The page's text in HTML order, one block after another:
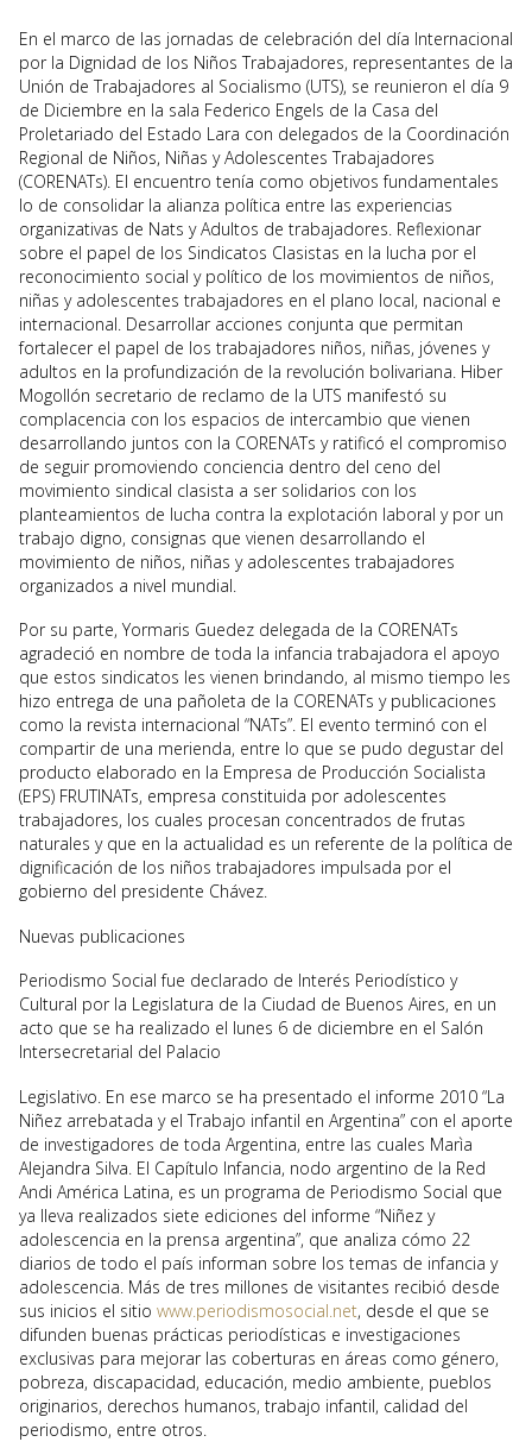
En el marco de las jornadas de celebración del día Internacional
por la Dignidad de los Niños Trabajadores, representantes de la
Unión de Trabajadores al Socialismo (UTS), se reunieron el día 9
de Diciembre en la sala Federico Engels de la Casa del
Proletariado del Estado Lara con delegados de la Coordinación
Regional de Niños, Niñas y Adolescentes Trabajadores
(CORENATs). El encuentro tenía como objetivos fundamentales
lo de consolidar la alianza política entre las experiencias
organizativas de Nats y Adultos de trabajadores. Reflexionar
sobre el papel de los Sindicatos Clasistas en la lucha por el
reconocimiento social y político de los movimientos de niños,
niñas y adolescentes trabajadores en el plano local, nacional e
internacional. Desarrollar acciones conjunta que permitan
fortalecer el papel de los trabajadores niños, niñas, jóvenes y
adultos en la profundización de la revolución bolivariana. Hiber
Mogollón secretario de reclamo de la UTS manifestó su
complacencia con los espacios de intercambio que vienen
desarrollando juntos con la CORENATs y ratificó el compromiso
de seguir promoviendo conciencia dentro del ceno del
movimiento sindical clasista a ser solidarios con los
planteamientos de lucha contra la explotación laboral y por un
trabajo digno, consignas que vienen desarrollando el
movimiento de niños, niñas y adolescentes trabajadores
organizados a nivel mundial.
Por su parte, Yormaris Guedez delegada de la CORENATs
agradeció en nombre de toda la infancia trabajadora el apoyo
que estos sindicatos les vienen brindando, al mismo tiempo les
hizo entrega de una pañoleta de la CORENATs y publicaciones
como la revista internacional “NATs”. El evento terminó con el
compartir de una merienda, entre lo que se pudo degustar del
producto elaborado en la Empresa de Producción Socialista
(EPS) FRUTINATs, empresa constituida por adolescentes
trabajadores, los cuales procesan concentrados de frutas
naturales y que en la actualidad es un referente de la política de
dignificación de los niños trabajadores impulsada por el
gobierno del presidente Chávez.
Nuevas publicaciones
Periodismo Social fue declarado de Interés Periodístico y
Cultural por la Legislatura de la Ciudad de Buenos Aires, en un
acto que se ha realizado el lunes 6 de diciembre en el Salón
Intersecretarial del Palacio
Legislativo. En ese marco se ha presentado el informe 2010 “La
Niñez arrebatada y el Trabajo infantil en Argentina” con el aporte
de investigadores de toda Argentina, entre las cuales Marìa
Alejandra Silva. El Capítulo Infancia, nodo argentino de la Red
Andi América Latina, es un programa de Periodismo Social que
ya lleva realizados siete ediciones del informe “Niñez y
adolescencia en la prensa argentina”, que analiza cómo 22
diarios de todo el país informan sobre los temas de infancia y
adolescencia. Más de tres millones de visitantes recibió desde
sus inicios el sitio www.periodismosocial.net, desde el que se
difunden buenas prácticas periodísticas e investigaciones
exclusivas para mejorar las coberturas en áreas como género,
pobreza, discapacidad, educación, medio ambiente, pueblos
originarios, derechos humanos, trabajo infantil, calidad del
periodismo, entre otros.